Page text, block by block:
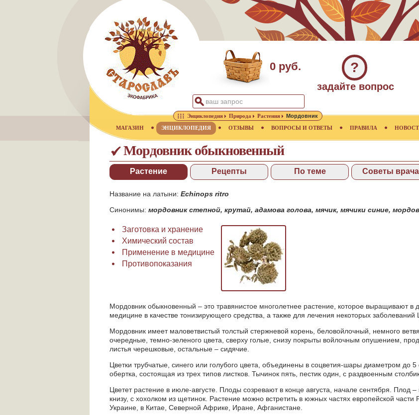
0 руб. ?
задайте вопрос
МАГАЗИН ЭНЦИКЛОПЕДИЯ ОТЗЫВЫ ВОПРОСЫ И ОТВЕТЫ ПРАВИЛА
Энциклопедия Природа Растения Мордовник
Мордовник обыкновенный
Растение Рецепты По теме Советы врача
Название на латыни: Echinops ritro
Синонимы: мордовник степной, крутай, адамова голова, мячик, мячики синие,
Заготовка и хранение
Химический состав
Применение в медицине
Противопоказания
Мордовник обыкновенный – это травянистое многолетнее растение, которое выращивают в
медицине в качестве тонизирующего средства, а также для лечения некоторых заболеваний
Мордовник имеет маловетвистый толстый стержневой корень, беловойлочный, немного
очередные, темно-зеленого цвета, сверху голые, снизу покрыты войлочным опушением,
листья черешковые, остальные – сидячие.
Цветки трубчатые, синего или голубого цвета, объединены в соцветия-шары диаметром до
обертка, состоящая из трех типов листков. Тычинок пять, пестик один, с раздвоенным
Цветет растение в июле-августе. Плоды созревают в конце августа, начале сентября. Плод
книзу, с хохолком из щетинок. Растение можно встретить в южных частях европейской
Украине, в Китае, Северной Африке, Иране, Афганистане.